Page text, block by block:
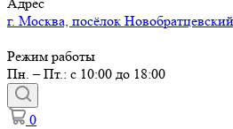
г. Москва, посёлок
Режим работы
Пн. – Пт.: с 10:00 до 18:00
0